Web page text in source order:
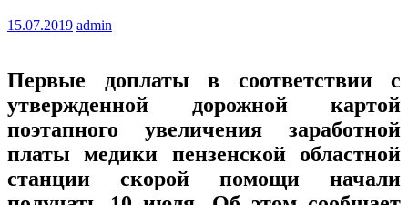
15.07.2019 admin
Первые доплаты в соответствии с
утвержденной дорожной картой
поэтапного увеличения заработной
платы медики пензенской областной
станции скорой помощи начали